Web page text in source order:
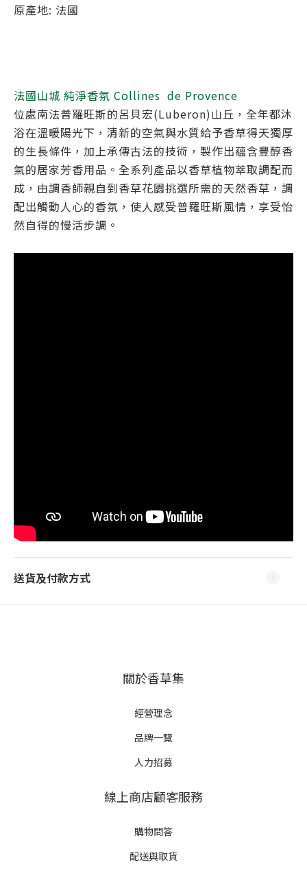
原產地: 法國
法國山城 純淨香氛 Collines de Provence
位處南法普羅旺斯的呂貝宏(Luberon)山丘，全年都沐
浴在溫暖陽光下，清新的空氣與水質給予香草得天獨厚
的生長條件，加上承傳古法的技術，製作出蘊含豐醇香
氣的居家芳香用品。全系列產品以香草植物萃取調配而
成，由調香師親自到香草花園挑選所需的天然香草，調
配出觸動人心的香氛，使人感受普羅旺斯風情，享受怡
然自得的慢活步調。
送貨及付款方式
關於香草集
經營理念
品牌一覽
人力招募
線上商店顧客服務
購物問答
配送與取貨